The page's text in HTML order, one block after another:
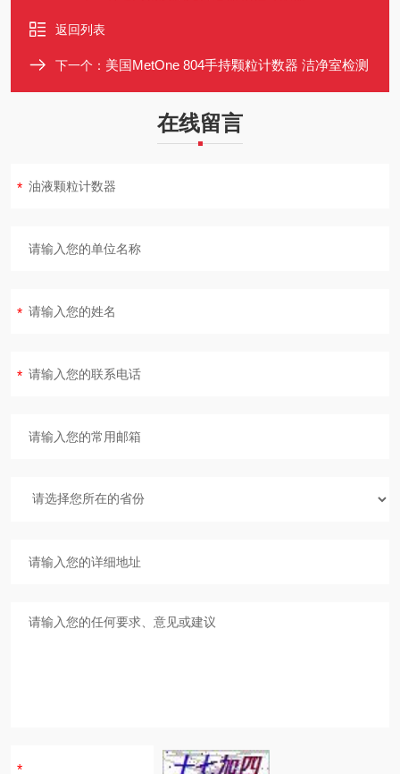
返回列表
下一个： 美国MetOne 804手持颗粒计数器 洁净室检测
在线留言